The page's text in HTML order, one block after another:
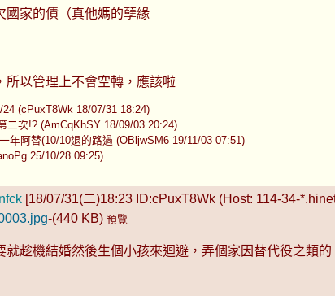
國家的債（真他媽的孽緣
所以管理上不會空轉，應該啦
(cPuxT8Wk 18/07/31 18:24)
二次!? (AmCqKhSY 18/09/03 20:24)
年阿替(10/10退的路過 (OBljwSM6 19/11/03 07:51)
25/10/28 09:25)
[18/07/31(二)18:23 ID:cPuxT8Wk (Host: 114-34-
-(440 KB) 預覽
就趁機結婚然後生個小孩來迴避，弄個家因替代役之類